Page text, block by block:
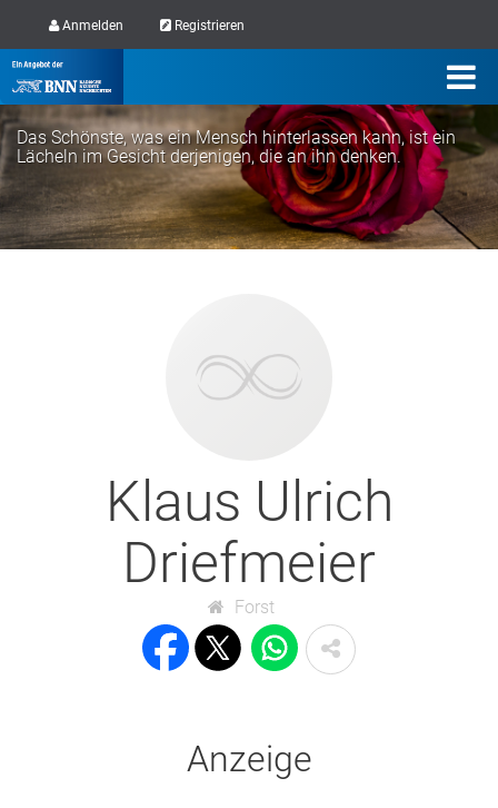
Anmelden Registrieren
Das Schönste, was ein Mensch hinterlassen kann, ist ein
Lächeln im Gesicht derjenigen, die an ihn denken.
Klaus Ulrich
Driefmeier
Forst
Anzeige